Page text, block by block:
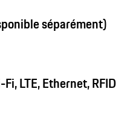
séparément)
LTE, Ethernet, RFID